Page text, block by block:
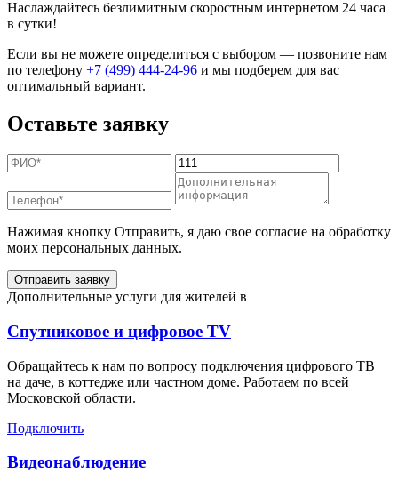
Наслаждайтесь безлимитным скоростным интернетом 24 часа
в сутки!
Если вы не можете определиться с выбором — позвоните нам
по телефону +7 (499) 444-24-96 и мы подберем для вас
оптимальный вариант.
Оставьте заявку
Нажимая кнопку Отправить, я даю свое согласие на обработку
моих персональных данных.
Отправить заявку
Дополнительные услуги для жителей в
Спутниковое и цифровое TV
Обращайтесь к нам по вопросу подключения цифрового ТВ
на даче, в коттедже или частном доме. Работаем по всей
Московской области.
Подключить
Видеонаблюдение